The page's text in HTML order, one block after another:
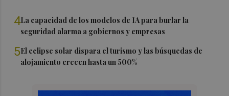
4La capacidad de los modelos de IA para burlar la
seguridad alarma a gobiernos y empresas
5El eclipse solar dispara el turismo y las búsquedas de
alojamiento crecen hasta un 500%